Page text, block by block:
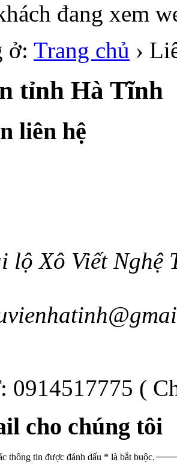
đang xem
ở: Trang chủ ›
tỉnh Hà Tĩnh
liên hệ
lộ Xô Viết Nghệ
0914517775 (
cho chúng tôi
thông tin được đánh dấu * là bắt buộc.